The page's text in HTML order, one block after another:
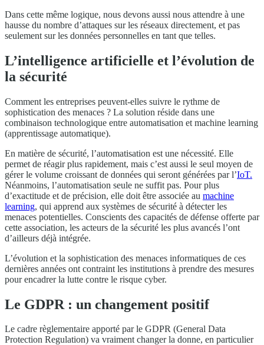
Dans cette même logique, nous devons aussi nous attendre à une
hausse du nombre d’attaques sur les réseaux directement, et pas
seulement sur les données personnelles en tant que telles.
L’intelligence artificielle et l’évolution de
la sécurité
Comment les entreprises peuvent-elles suivre le rythme de
sophistication des menaces ? La solution réside dans une
combinaison technologique entre automatisation et machine learning
(apprentissage automatique).
En matière de sécurité, l’automatisation est une nécessité. Elle
permet de réagir plus rapidement, mais c’est aussi le seul moyen de
gérer le volume croissant de données qui seront générées par l’IoT.
Néanmoins, l’automatisation seule ne suffit pas. Pour plus
d’exactitude et de précision, elle doit être associée au machine
learning, qui apprend aux systèmes de sécurité à détecter les
menaces potentielles. Conscients des capacités de défense offerte par
cette association, les acteurs de la sécurité les plus avancés l’ont
d’ailleurs déjà intégrée.
L’évolution et la sophistication des menaces informatiques de ces
dernières années ont contraint les institutions à prendre des mesures
pour encadrer la lutte contre le risque cyber.
Le GDPR : un changement positif
Le cadre règlementaire apporté par le GDPR (General Data
Protection Regulation) va vraiment changer la donne, en particulier